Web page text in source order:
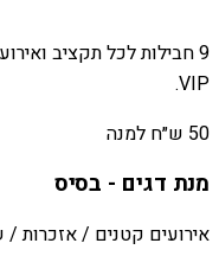
9 חבילות לכל תקציב
VIP.
50 ש״ח למנה
מנת דגים - בסיס
אירועים קטנים / אזכרות